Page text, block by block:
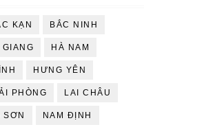
KẠN BẮC NINH
GIANG HÀ NAM
HƯNG YÊN
PHÒNG LAI CHÂU
SƠN NAM ĐỊNH